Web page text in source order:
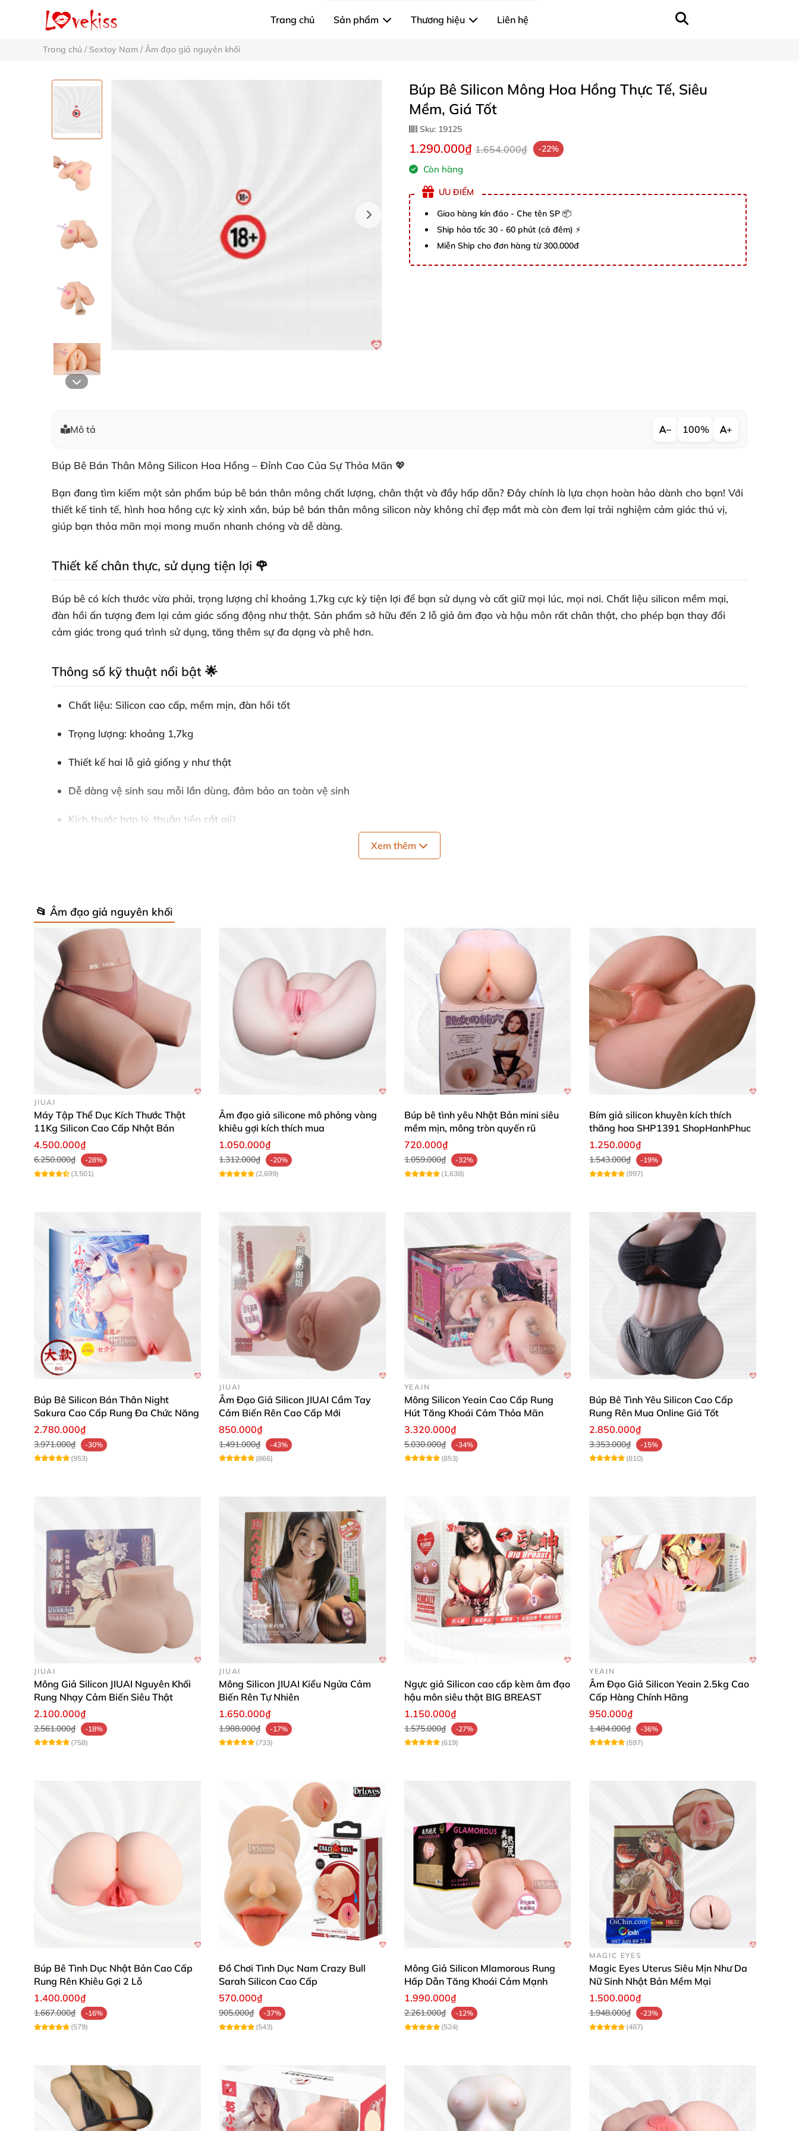
Trang chủ Sản phẩm Thương hiệu Liên hệ
Trang chủ / Sextoy Nam / Âm đạo giả nguyên khối
Búp Bê Silicon Mông Hoa Hồng Thực Tế, Siêu
Mềm, Giá Tốt
Sku: 19125
1.290.000₫ 1.654.000₫ -22%
Còn hàng
ƯU ĐIỂM
Giao hàng kín đáo - Che tên SP 📦
Ship hỏa tốc 30 - 60 phút (cả đêm) ⚡
Miễn Ship cho đơn hàng từ 300.000đ
Mô tả − 100% +
Búp Bê Bán Thân Mông Silicon Hoa Hồng – Đỉnh Cao Của Sự Thỏa Mãn 💖
Bạn đang tìm kiếm một sản phẩm búp bê bán thân mông chất lượng, chân thật và đầy hấp dẫn? Đây chính là lựa chọn hoàn hảo dành cho bạn! Với
thiết kế tinh tế, hình hoa hồng cực kỳ xinh xắn, búp bê bán thân mông silicon này không chỉ đẹp mắt mà còn đem lại trải nghiệm cảm giác thú vị,
giúp bạn thỏa mãn mọi mong muốn nhanh chóng và dễ dàng.
Thiết kế chân thực, sử dụng tiện lợi 🌹
Búp bê có kích thước vừa phải, trọng lượng chỉ khoảng 1,7kg cực kỳ tiện lợi để bạn sử dụng và cất giữ mọi lúc, mọi nơi. Chất liệu silicon mềm mại,
đàn hồi ấn tượng đem lại cảm giác sống động như thật. Sản phẩm sở hữu đến 2 lỗ giả âm đạo và hậu môn rất chân thật, cho phép bạn thay đổi
cảm giác trong quá trình sử dụng, tăng thêm sự đa dạng và phê hơn.
Thông số kỹ thuật nổi bật 🌟
Chất liệu: Silicon cao cấp, mềm mịn, đàn hồi tốt
Trọng lượng: khoảng 1,7kg
Thiết kế hai lỗ giả giống y như thật
Dễ dàng vệ sinh sau mỗi lần dùng, đảm bảo an toàn vệ sinh
Kích thước hợp lý, thuận tiện cất giữ
Bạn hãy sử dụng thêm gel bôi trơn để tăng hiệu quả và cảm giác thư giãn, giúp cuộc trải nghiệm thủ dâm trở nên hoàn hảo hơn bao giờ hết.
Búp Bê Silicon Mông Hoa Hồng Thực Tế, Siêu Mềm, Giá Tốt
Thiết kế đẹp, hấp dẫn ngay từ cái nhìn đầu tiên.
Chân thực đến từng chi tiết, mang lại cảm giác sống động nhất.
Búp Bê Silicon Mông Hoa Hồng Thực Tế, Siêu Mềm, Giá Tốt
Âm đạo giả mô phỏng hoàn hảo cho trải nghiệm thực tế.
Búp Bê Silicon Mông Hoa Hồng Thực Tế, Siêu Mềm, Giá Tốt
Silicon mềm mịn, đàn hồi cực tốt tạo cảm giác tự nhiên và dễ chịu.
Búp Bê Silicon Mông Hoa Hồng Thực Tế, Siêu Mềm, Giá Tốt
Vệ sinh đơn giản, thuận tiện sau mỗi lần sử dụng.
Búp Bê Silicon Mông Hoa Hồng Thực Tế, Siêu Mềm, Giá Tốt
Chất liệu silicon mềm mịn và đàn hồi tốt, đảm bảo trải nghiệm lâu dài.
Búp Bê Silicon Mông Hoa Hồng Thực Tế, Siêu Mềm, Giá Tốt
Đánh giá từ khách hàng 💬
Nguyễn Hoàng: "Búp bê có chất liệu siêu mềm, rất thật và rất thoải mái khi sử dụng. Rất hài lòng với sản phẩm!"
Trần Mai Anh: "Thiết kế đẹp, dễ vệ sinh, dùng rất tiện lợi. Tôi sẽ giới thiệu cho bạn bè."
Lê Thành Nam: "Cảm giác rất thực, dễ cất giữ và trọng lượng lý tưởng. Đây là sản phẩm mà tôi không thể thiếu."
Xem thêm
📂 Âm đạo giả nguyên khối
JIUAI
Máy Tập Thể Dục Kích Thước Thật
11Kg Silicon Cao Cấp Nhật Bản
4.500.000₫
6.250.000₫
-28%
(3,501)
Âm đạo giả silicone mô phỏng vàng
khiêu gợi kích thích mua
1.050.000₫
1.312.000₫
-20%
(2,699)
Búp bê tình yêu Nhật Bản mini siêu
mềm mịn, mông tròn quyến rũ
720.000₫
1.059.000₫
-32%
(1,638)
Bím giả silicon khuyên kích thích
thăng hoa SHP1391 ShopHanhPhuc
1.250.000₫
1.543.000₫
-19%
(997)
Búp Bê Silicon Bán Thân Night
Sakura Cao Cấp Rung Đa Chức Năng
2.780.000₫
3.971.000₫
-30%
(953)
JIUAI
Âm Đạo Giả Silicon JIUAI Cầm Tay
Cảm Biến Rên Cao Cấp Mới
850.000₫
1.491.000₫
-43%
(866)
YEAIN
Mông Silicon Yeain Cao Cấp Rung
Hút Tăng Khoái Cảm Thỏa Mãn
3.320.000₫
5.030.000₫
-34%
(853)
Búp Bê Tình Yêu Silicon Cao Cấp
Rung Rên Mua Online Giá Tốt
2.850.000₫
3.353.000₫
-15%
(810)
JIUAI
Mông Giả Silicon JIUAI Nguyên Khối
Rung Nhạy Cảm Biến Siêu Thật
2.100.000₫
2.561.000₫
-18%
(758)
JIUAI
Mông Silicon JIUAI Kiểu Ngửa Cảm
Biến Rên Tự Nhiên
1.650.000₫
1.988.000₫
-17%
(733)
Ngực giả Silicon cao cấp kèm âm đạo
hậu môn siêu thật BIG BREAST
1.150.000₫
1.575.000₫
-27%
(619)
YEAIN
Âm Đạo Giả Silicon Yeain 2.5kg Cao
Cấp Hàng Chính Hãng
950.000₫
1.484.000₫
-36%
(597)
Búp Bê Tình Dục Nhật Bản Cao Cấp
Rung Rên Khiêu Gợi 2 Lỗ
1.400.000₫
1.667.000₫
-16%
(579)
Đồ Chơi Tình Dục Nam Crazy Bull
Sarah Silicon Cao Cấp
570.000₫
905.000₫
-37%
(543)
Mông Giả Silicon Mlamorous Rung
Hấp Dẫn Tăng Khoái Cảm Mạnh
1.990.000₫
2.261.000₫
-12%
(524)
MAGIC EYES
Magic Eyes Uterus Siêu Mịn Như Da
Nữ Sinh Nhật Bản Mềm Mại
1.500.000₫
1.948.000₫
-23%
(487)